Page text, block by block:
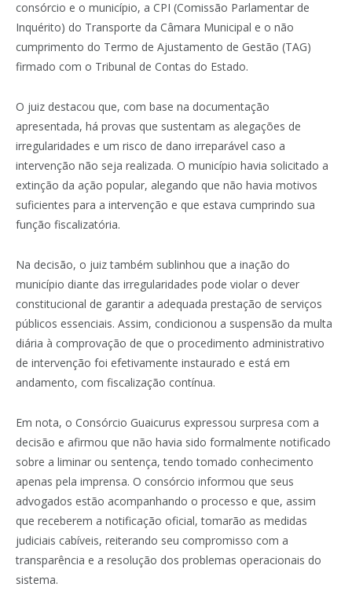
consórcio e o município, a CPI (Comissão Parlamentar de
Inquérito) do Transporte da Câmara Municipal e o não
cumprimento do Termo de Ajustamento de Gestão (TAG)
firmado com o Tribunal de Contas do Estado.
O juiz destacou que, com base na documentação
apresentada, há provas que sustentam as alegações de
irregularidades e um risco de dano irreparável caso a
intervenção não seja realizada. O município havia solicitado a
extinção da ação popular, alegando que não havia motivos
suficientes para a intervenção e que estava cumprindo sua
função fiscalizatória.
Na decisão, o juiz também sublinhou que a inação do
município diante das irregularidades pode violar o dever
constitucional de garantir a adequada prestação de serviços
públicos essenciais. Assim, condicionou a suspensão da multa
diária à comprovação de que o procedimento administrativo
de intervenção foi efetivamente instaurado e está em
andamento, com fiscalização contínua.
Em nota, o Consórcio Guaicurus expressou surpresa com a
decisão e afirmou que não havia sido formalmente notificado
sobre a liminar ou sentença, tendo tomado conhecimento
apenas pela imprensa. O consórcio informou que seus
advogados estão acompanhando o processo e que, assim
que receberem a notificação oficial, tomarão as medidas
judiciais cabíveis, reiterando seu compromisso com a
transparência e a resolução dos problemas operacionais do
sistema.